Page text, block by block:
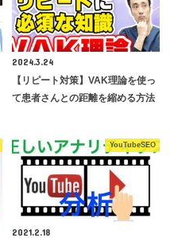
2024.3.24
【リピート対策】VAK理論を使っ
て患者さんとの距離を縮める方法
YouTubeSEO
2021.2.18